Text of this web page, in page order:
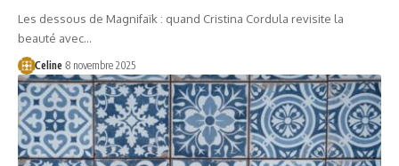
Les dessous de Magnifaïk : quand Cristina Cordula revisite la
beauté avec…
Celine 8 novembre 2025